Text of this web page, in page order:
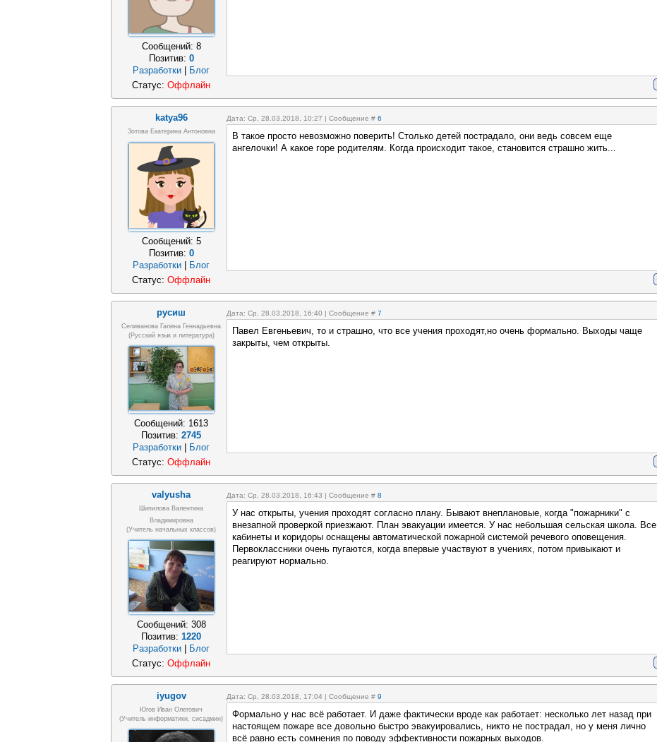
Сообщений: 8
Позитив: 0
Разработки
Блог
Статус: Оффлайн
katya96 Дата: Ср, 28.03.2018, 10:27 | Сообщение # 6
Зотова Екатерина Антоновна
Сообщений: 5
Позитив: 0
Разработки
Блог
В такое просто невозможно поверить! Столько детей пострадало, они ведь совсем еще
ангелочки! А какое горе родителям. Когда происходит такое, становится страшно жить...
Статус: Оффлайн
русиш Дата: Ср, 28.03.2018, 16:40 | Сообщение # 7
Селиванова Галина Геннадьевна
(русский язык и литература)
Сообщений: 1613
Позитив: 2745
Разработки
Блог
Павел Евгеньевич, то и страшно, что все учения проходят,но очень формально. Выходы чаще
закрыты, чем открыты.
Статус: Оффлайн
valyusha Дата: Ср, 28.03.2018, 16:43 | Сообщение # 8
Шипилова Валентина
Владимировна
(учитель начальных классов)
Сообщений: 308
Позитив: 1220
Разработки
Блог
У нас открыты, учения проходят согласно плану. Бывают внеплановые, когда "пожарники" с
внезапной проверкой приезжают. План эвакуации имеется. У нас небольшая сельская школа. Все
кабинеты и коридоры оснащены автоматической пожарной системой речевого оповещения.
Первоклассники очень пугаются, когда впервые участвуют в учениях, потом привыкают и
реагируют нормально.
Статус: Оффлайн
iyugov Дата: Ср, 28.03.2018, 17:04 | Сообщение # 9
Югов Иван Олегович
(Учитель информатики, сисадмин)
Формально у нас всё работает. И даже фактически вроде как работает: несколько лет назад при
настоящем пожаре все довольно быстро эвакуировались, никто не пострадал, но у меня лично
всё равно есть сомнения по поводу эффективности пожарных выходов.